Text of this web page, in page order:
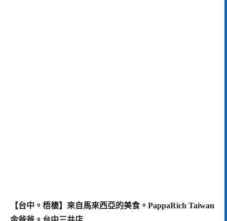
【台中。梧棲】來自馬來西亞的美食。PappaRich Taiwan